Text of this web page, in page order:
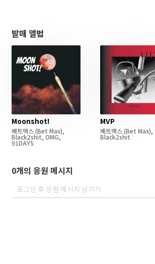
발매 앨범
Moonshot!
베트맥스 (Bet Max),
Black2shit, OMG,
91DAYS
MVP
베트맥스 (Bet Max),
Black2shit
0개의 응원 메시지